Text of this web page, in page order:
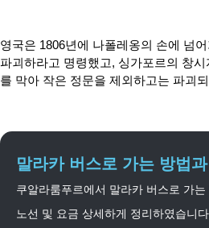
영국은 1806년에 나폴레옹의 손에 넘
파괴하라고 명령했고, 싱가포르의 창시
를 막아 작은 정문을 제외하고는 파괴
말라카 버스로 가는 방법
쿠알라룸푸르에서 말라카 버스로 가는
노선 및 요금 상세하게 정리하였습니